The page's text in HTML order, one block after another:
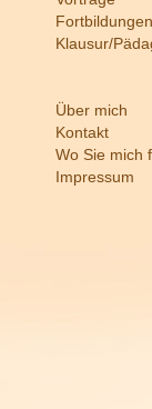
Klausur/
Über mich
Kontakt
Wo Sie mich
Impressum